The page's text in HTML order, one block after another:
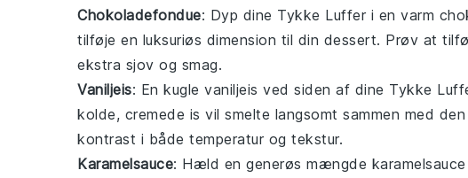
Chokoladefondue: Dyp dine Tykke Luffer i en varm
tilføje en luksuriøs dimension til din dessert. Prøv at
ekstra sjov og smag.
Vaniljeis: En kugle vaniljeis ved siden af dine Tykke
kolde, cremede is vil smelte langsomt sammen med den
kontrast i både temperatur og tekstur.
Karamelsauce: Hæld en generøs mængde karamelsauce